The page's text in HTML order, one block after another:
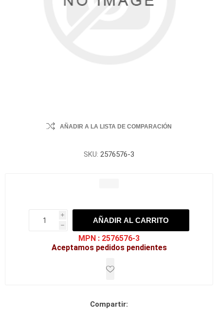
AÑADIR A LA LISTA DE COMPARACIÓN
SKU: 2576576-3
i
h
h
AÑADIR AL CARRITO
MPN : 2576576-3
Aceptamos pedidos pendientes
Compartir: